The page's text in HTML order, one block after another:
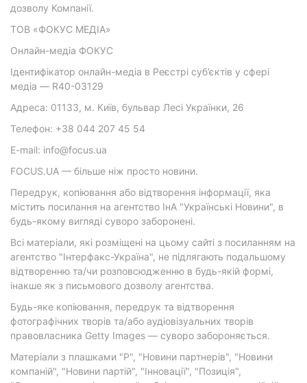
дозволу Компанії.
ТОВ «ФОКУС МЕДІА»
Онлайн-медіа ФОКУС
Ідентифікатор онлайн-медіа в Реєстрі суб’єктів у сфері
медіа — R40-03129
Адреса: 01133, м. Київ, бульвар Лесі Українки, 26
Телефон: +38 044 207 45 54
E-mail: info@focus.ua
FOCUS.UA — більше ніж просто новини.
Передрук, копіювання або відтворення інформації, яка
містить посилання на агентство ІнА "Українські Новини", в
будь-якому вигляді суворо заборонені.
Всі матеріали, які розміщені на цьому сайті з посиланням на
агентство "Інтерфакс-Україна", не підлягають подальшому
відтворенню та/чи розповсюдженню в будь-якій формі,
інакше як з письмового дозволу агентства.
Будь-яке копіювання, передрук та відтворення
фотографічних творів та/або аудіовізуальних творів
правовласника Getty Images — суворо забороняється.
Матеріали з плашками "Р", "Новини партнерів", "Новини
компаній", "Новини партій", "Інновації", "Позиція",